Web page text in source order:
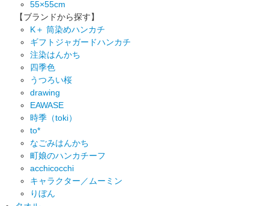
55×55cm
【ブランドから探す】
K＋ 筒染めハンカチ
ギフトジャガードハンカチ
注染はんかち
四季色
うつろい桜
drawing
EAWASE
時季（toki）
to*
なごみはんかち
町娘のハンカチーフ
acchicocchi
キャラクター／ムーミン
りぼん